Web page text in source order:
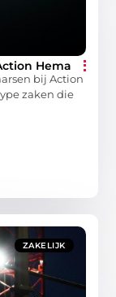
Hema
bij Action
zaken die
ZAKELIJK